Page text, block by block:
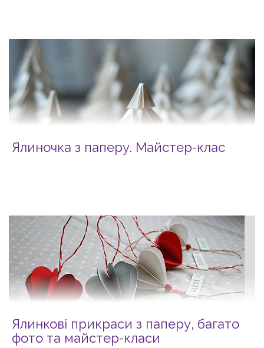
Ялиночка з паперу. Майстер-клас
Ялинкові прикраси з паперу, багато
фото та майстер-класи